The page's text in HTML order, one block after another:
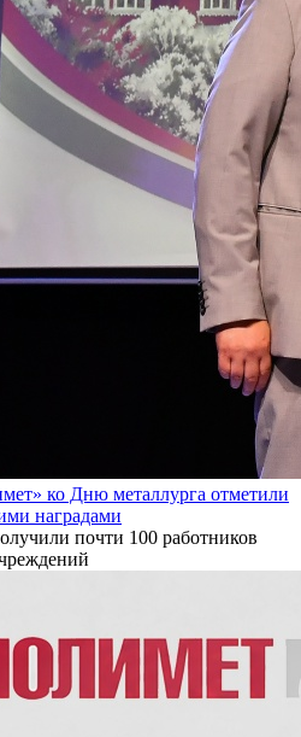
ко Дню металлурга отметили
наградами
почти 100 работников